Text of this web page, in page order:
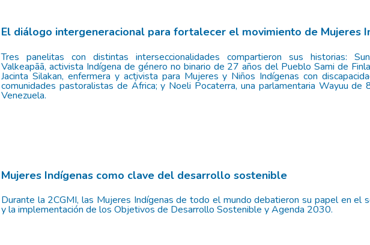
El diálogo intergeneracional para fortalecer el movimiento de Mujeres
Tres panelitas con distintas interseccionalidades compartieron sus historias:
Valkeapāā, activista Indígena de género no binario de 27 años del Pueblo Sami de
Jacinta Silakan, enfermera y activista para Mujeres y Niños Indígenas con
comunidades pastoralistas de África; y Noeli Pocaterra, una parlamentaria Wayuu de
Venezuela.
Mujeres Indígenas como clave del desarrollo sostenible
Durante la 2CGMI, las Mujeres Indígenas de todo el mundo debatieron su papel en el
y la implementación de los Objetivos de Desarrollo Sostenible y Agenda 2030.